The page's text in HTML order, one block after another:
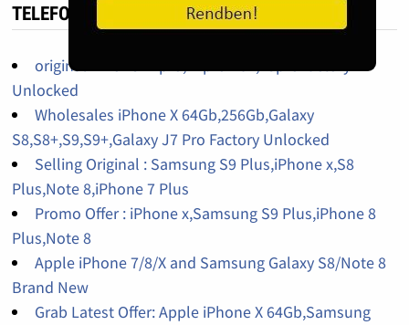
TELEFON HIRDETÉS
original iPhone 14pro,14promax,13pro factory
Unlocked
Wholesales iPhone X 64Gb,256Gb,Galaxy
S8,S8+,S9,S9+,Galaxy J7 Pro Factory Unlocked
Selling Original : Samsung S9 Plus,iPhone x,S8
Plus,Note 8,iPhone 7 Plus
Promo Offer : iPhone x,Samsung S9 Plus,iPhone 8
Plus,Note 8
Apple iPhone 7/8/X and Samsung Galaxy S8/Note 8
Brand New
Grab Latest Offer: Apple iPhone X 64Gb,Samsung